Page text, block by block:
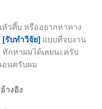
วตึ้บ หรืออยากหาทาง
[รับทำวิจัย] แบบที่จบงาน
ทักหาผมได้เลยนะครับ
อนครับผม
างอิง